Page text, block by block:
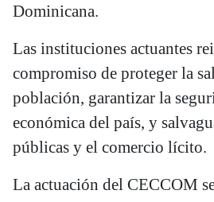
Dominicana.
Las instituciones actuantes
compromiso de proteger la
población, garantizar la
económica del país, y
públicas y el comercio lícito.
La actuación del CECCOM